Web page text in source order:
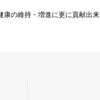
の維持・増進に更に貢献出